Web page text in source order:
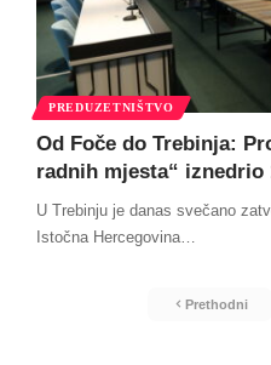
PREDUZETNIŠTVO
Od Foče do Trebinja:
radnih mjesta“
U Trebinju je danas svečano
Istočna Hercegovina
Prethodni